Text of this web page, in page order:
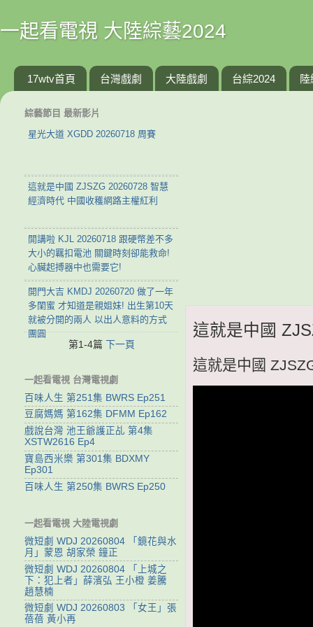
一起看電視 大陸綜藝2024
17wtv首頁 台灣戲劇 大陸戲劇 台綜2024 陸
這就是中國
這就是中國
綜藝節目 最新影片
星光大道 XGDD 20260718 周賽
這就是中國 ZJSZG 20260728 智慧
經濟時代 中國收穫網路主權紅利
開講啦 KJL 20260718 跟硬幣差不多
大小的羈扣電池 關鍵時刻卻能救命!
心臟起搏器中也需要它!
開門大吉 KMDJ 20260720 做了一年
多閨蜜 才知道是親姐妹! 出生第10天
就被分開的兩人 以出人意料的方式
團圓
第1-4篇 下一頁
一起看電視 台灣電視劇
百味人生 第251集 BWRS Ep251
豆腐媽媽 第162集 DFMM Ep162
戲說台灣 池王爺護正乩 第4集
XSTW2616 Ep4
寶島西米樂 第301集 BDXMY
Ep301
百味人生 第250集 BWRS Ep250
一起看電視 大陸電視劇
微短劇 WDJ 20260804 「鏡花與水
月」蒙恩 胡家榮 鐘正
微短劇 WDJ 20260804 「上城之
下：犯上者」薛濱弘 王小橙 姜騰
趙慧楠
微短劇 WDJ 20260803 「女王」張
蓓蓓 黃小再